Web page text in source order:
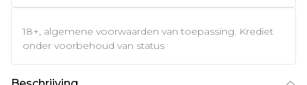
18+, algemene voorwaarden van toepassing. Krediet
onder voorbehoud van status